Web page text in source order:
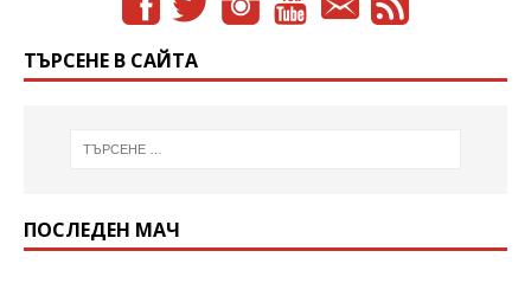
ТЪРСЕНЕ В САЙТА
ПОСЛЕДЕН МАЧ